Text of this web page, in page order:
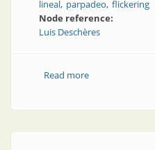
lineal parpadeo flickering
Node reference:
Luis Deschères
Read moreabout Impacto